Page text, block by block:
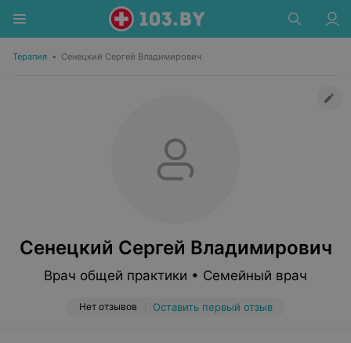
Терапия • Сенецкий Сергей Владимирович
Сенецкий Сергей Владимирович
Врач общей практики • Семейный врач
Нет отзывов Оставить первый отзыв